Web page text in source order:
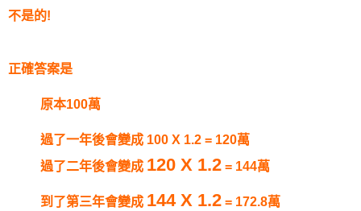
不是的!
正確答案是
原本100萬
過了一年後會變成 100 X 1.2 = 120萬
過了二年後會變成 120 X 1.2 = 144萬
到了第三年會變成 144 X 1.2 = 172.8萬